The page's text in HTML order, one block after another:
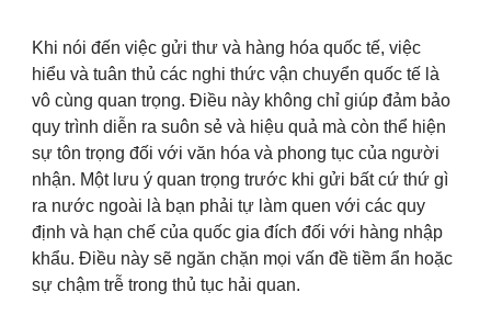
Khi nói đến việc gửi thư và hàng hóa quốc tế, việc
hiểu và tuân thủ các nghi thức vận chuyển quốc tế là
vô cùng quan trọng. Điều này không chỉ giúp đảm bảo
quy trình diễn ra suôn sẻ và hiệu quả mà còn thể hiện
sự tôn trọng đối với văn hóa và phong tục của người
nhận. Một lưu ý quan trọng trước khi gửi bất cứ thứ gì
ra nước ngoài là bạn phải tự làm quen với các quy
định và hạn chế của quốc gia đích đối với hàng nhập
khẩu. Điều này sẽ ngăn chặn mọi vấn đề tiềm ẩn hoặc
sự chậm trễ trong thủ tục hải quan.